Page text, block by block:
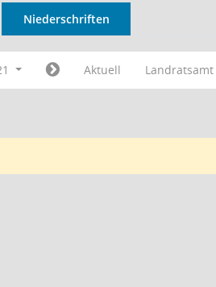
Niederschriften
Aktuell